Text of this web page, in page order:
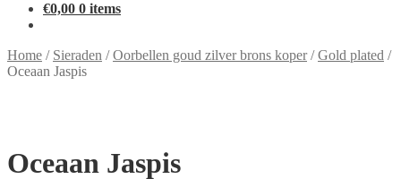
€0,00 0 items
Home / Sieraden /Oorbellen goud zilver brons koper/Gold plated /
Oceaan Jaspis
Oceaan Jaspis